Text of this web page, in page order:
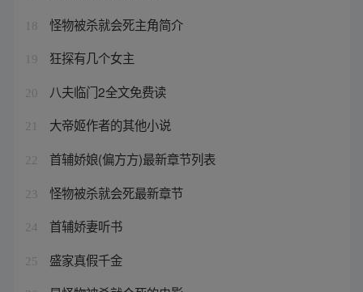
18 怪物被杀就会死主角简介
19 狂探有几个女主
20 八夫临门2全文免费读
21 大帝姬作者的其他小说
22 首辅娇娘(偏方方)最新章节列表
23 怪物被杀就会死最新章节
24 首辅娇妻听书
25 盛家真假千金